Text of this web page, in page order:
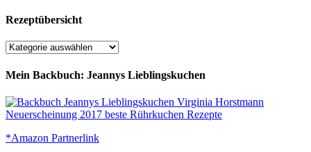
Rezeptübersicht
Rezeptübersicht
Mein Backbuch: Jeannys Lieblingskuchen
*Amazon Partnerlink